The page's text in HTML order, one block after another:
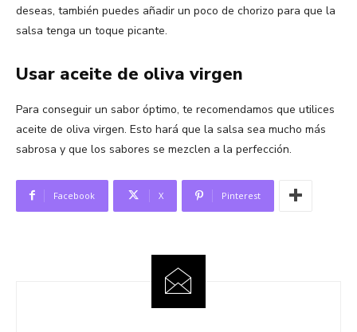
deseas, también puedes añadir un poco de chorizo para que la
salsa tenga un toque picante.
Usar aceite de oliva virgen
Para conseguir un sabor óptimo, te recomendamos que utilices
aceite de oliva virgen. Esto hará que la salsa sea mucho más
sabrosa y que los sabores se mezclen a la perfección.
Facebook X Pinterest